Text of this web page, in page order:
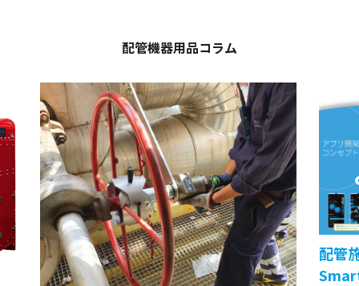
配管機器用品コラム
配管